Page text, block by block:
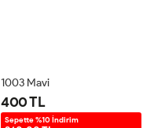
1003 Mavi
400 TL
Sepette %10 İndirim